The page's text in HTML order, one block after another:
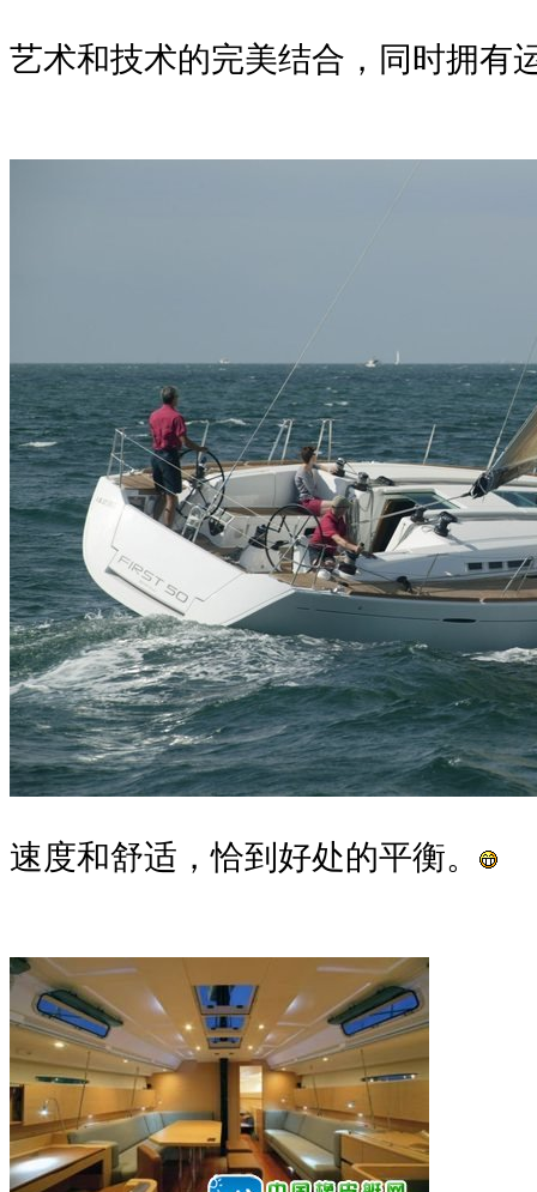
艺术和技术的完美结合，同时拥有
速度和舒适，恰到好处的平衡。